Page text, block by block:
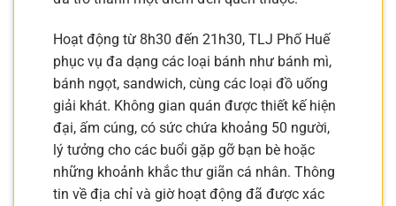
Hoạt động từ 8h30 đến 21h30, TLJ Phố Huế
phục vụ đa dạng các loại bánh như bánh mì,
bánh ngọt, sandwich, cùng các loại đồ uống
giải khát. Không gian quán được thiết kế hiện
đại, ấm cúng, có sức chứa khoảng 50 người,
lý tưởng cho các buổi gặp gỡ bạn bè hoặc
những khoảnh khắc thư giãn cá nhân. Thông
tin về địa chỉ và giờ hoạt động đã được xác